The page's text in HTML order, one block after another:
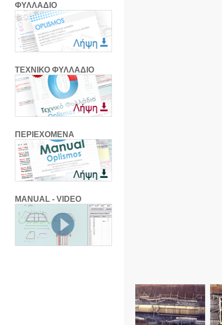
ΦΥΛΛΑΔΙΟ
ΤΕΧΝΙΚΟ ΦΥΛΛΑΔΙΟ
ΠΕΡΙΕΧΟΜΕΝΑ
MANUAL - VIDEO